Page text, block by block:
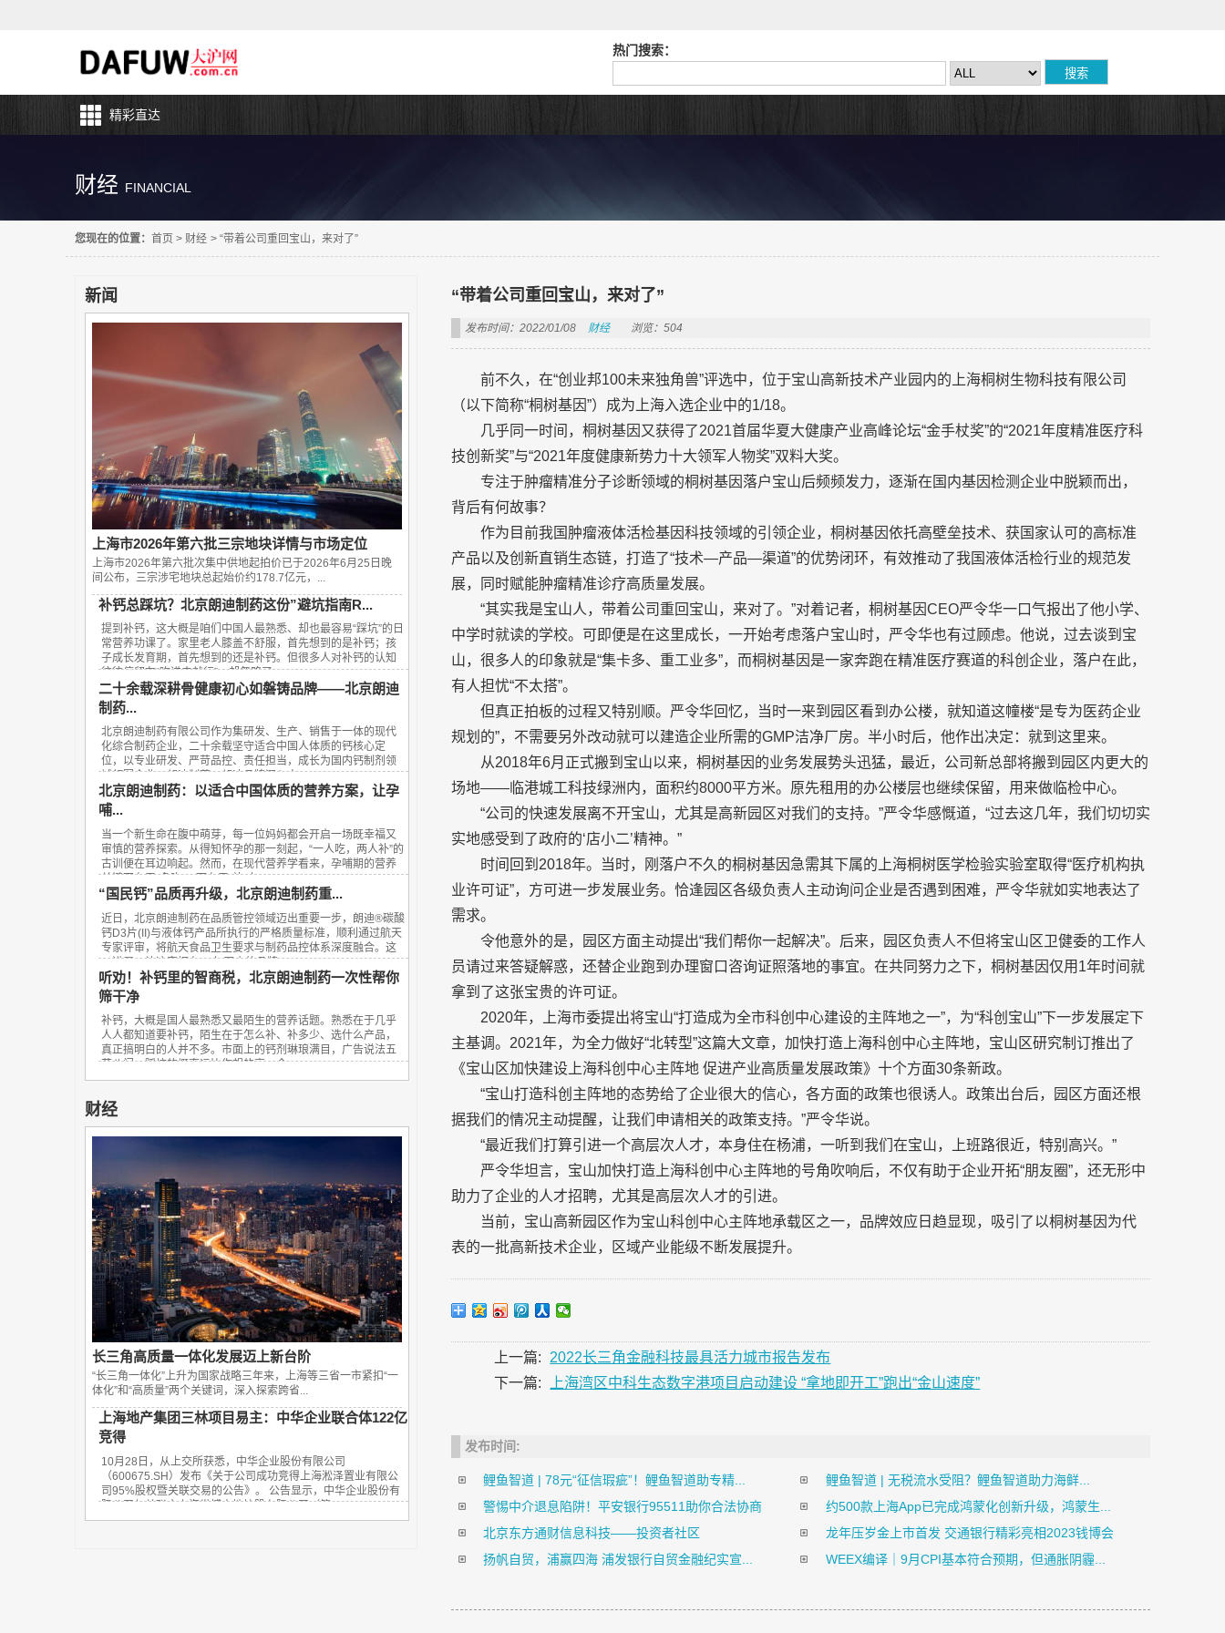
热门搜索：
精彩直达
财经 FINANCIAL
您现在的位置： 首页 > 财经 > “带着公司重回宝山，来对了”
新闻
上海市2026年第六批三宗地块详情与市场定位
上海市2026年第六批次集中供地起拍价已于2026年6月25日晚
间公布，‌三宗涉宅地块总起始价约178.7亿元‌，...
补钙总踩坑？北京朗迪制药这份”避坑指南R...
提到补钙，这大概是咱们中国人最熟悉、却也最容易“踩坑”的日
常营养功课了。家里老人膝盖不舒服，首先想到的是补钙；孩
子成长发育期，首先想到的还是补钙。但很多人对补钙的认知
往往停留在“吃进去就行”，却忽略了...
二十余载深耕骨健康初心如磐铸品牌——北京朗迪
制药...
北京朗迪制药有限公司作为集研发、生产、销售于一体的现代
化综合制药企业，二十余载坚守适合中国人体质的钙核心定
位，以专业研发、严苛品控、责任担当，成长为国内钙制剂领
域领军企业，朗迪制药、朗迪品牌深入人...
北京朗迪制药：以适合中国体质的营养方案，让孕
哺...
当一个新生命在腹中萌芽，每一位妈妈都会开启一场既幸福又
审慎的营养探索。从得知怀孕的那一刻起，“一人吃，两人补”的
古训便在耳边响起。然而，在现代营养学看来，孕哺期的营养
关键不在于“多吃”，而在于“补对”。...
“国民钙”品质再升级，北京朗迪制药重...
近日，北京朗迪制药在品质管控领域迈出重要一步，朗迪®碳酸
钙D3片(II)与液体钙产品所执行的严格质量标准，顺利通过航天
专家评审，将航天食品卫生要求与制药品控体系深度融合。这
一进展，让这家拥有23年历史的品牌...
听劝！补钙里的智商税，北京朗迪制药一次性帮你
筛干净
补钙，大概是国人最熟悉又最陌生的营养话题。熟悉在于几乎
人人都知道要补钙，陌生在于怎么补、补多少、选什么产品，
真正搞明白的人并不多。市面上的钙剂琳琅满目，广告说法五
花八门，踩坑的概率远比你想的高。今...
财经
长三角高质量一体化发展迈上新台阶
“长三角一体化”上升为国家战略三年来，上海等三省一市紧扣“一
体化”和“高质量”两个关键词，深入探索跨省...
上海地产集团三林项目易主：中华企业联合体122亿
竞得
10月28日，从上交所获悉，中华企业股份有限公司
（600675.SH）发布《关于公司成功竞得上海淞泽置业有限公
司95%股权暨关联交易的公告》。 公告显示，中华企业股份有
限公司与关联方上海世博土地控股有限公司（简...
“带着公司重回宝山，来对了”
发布时间：2022/01/08 财经 浏览：504
前不久，在“创业邦100未来独角兽”评选中，位于宝山高新技术产业园内的上海桐树生物科技有限公司
（以下简称“桐树基因”）成为上海入选企业中的1/18。
几乎同一时间，桐树基因又获得了2021首届华夏大健康产业高峰论坛“金手杖奖”的“2021年度精准医疗科
技创新奖”与“2021年度健康新势力十大领军人物奖”双料大奖。
专注于肿瘤精准分子诊断领域的桐树基因落户宝山后频频发力，逐渐在国内基因检测企业中脱颖而出，
背后有何故事？
作为目前我国肿瘤液体活检基因科技领域的引领企业，桐树基因依托高壁垒技术、获国家认可的高标准
产品以及创新直销生态链，打造了“技术—产品—渠道”的优势闭环，有效推动了我国液体活检行业的规范发
展，同时赋能肿瘤精准诊疗高质量发展。
“其实我是宝山人，带着公司重回宝山，来对了。”对着记者，桐树基因CEO严令华一口气报出了他小学、
中学时就读的学校。可即便是在这里成长，一开始考虑落户宝山时，严令华也有过顾虑。他说，过去谈到宝
山，很多人的印象就是“集卡多、重工业多”，而桐树基因是一家奔跑在精准医疗赛道的科创企业，落户在此，
有人担忧“不太搭”。
但真正拍板的过程又特别顺。严令华回忆，当时一来到园区看到办公楼，就知道这幢楼“是专为医药企业
规划的”，不需要另外改动就可以建造企业所需的GMP洁净厂房。半小时后，他作出决定：就到这里来。
从2018年6月正式搬到宝山以来，桐树基因的业务发展势头迅猛，最近，公司新总部将搬到园区内更大的
场地——临港城工科技绿洲内，面积约8000平方米。原先租用的办公楼层也继续保留，用来做临检中心。
“公司的快速发展离不开宝山，尤其是高新园区对我们的支持。”严令华感慨道，“过去这几年，我们切切实
实地感受到了政府的‘店小二’精神。”
时间回到2018年。当时，刚落户不久的桐树基因急需其下属的上海桐树医学检验实验室取得“医疗机构执
业许可证”，方可进一步发展业务。恰逢园区各级负责人主动询问企业是否遇到困难，严令华就如实地表达了
需求。
令他意外的是，园区方面主动提出“我们帮你一起解决”。后来，园区负责人不但将宝山区卫健委的工作人
员请过来答疑解惑，还替企业跑到办理窗口咨询证照落地的事宜。在共同努力之下，桐树基因仅用1年时间就
拿到了这张宝贵的许可证。
2020年，上海市委提出将宝山“打造成为全市科创中心建设的主阵地之一”，为“科创宝山”下一步发展定下
主基调。2021年，为全力做好“北转型”这篇大文章，加快打造上海科创中心主阵地，宝山区研究制订推出了
《宝山区加快建设上海科创中心主阵地 促进产业高质量发展政策》十个方面30条新政。
“宝山打造科创主阵地的态势给了企业很大的信心，各方面的政策也很诱人。政策出台后，园区方面还根
据我们的情况主动提醒，让我们申请相关的政策支持。”严令华说。
“最近我们打算引进一个高层次人才，本身住在杨浦，一听到我们在宝山，上班路很近，特别高兴。”
严令华坦言，宝山加快打造上海科创中心主阵地的号角吹响后，不仅有助于企业开拓“朋友圈”，还无形中
助力了企业的人才招聘，尤其是高层次人才的引进。
当前，宝山高新园区作为宝山科创中心主阵地承载区之一，品牌效应日趋显现，吸引了以桐树基因为代
表的一批高新技术企业，区域产业能级不断发展提升。
上一篇:
2022长三角金融科技最具活力城市报告发布
下一篇:
上海湾区中科生态数字港项目启动建设 “拿地即开工”跑出“金山速度”
发布时间:
鲤鱼智道 | 78元“征信瑕疵”！鲤鱼智道助专精...
鲤鱼智道 | 无税流水受阻？鲤鱼智道助力海鲜...
警惕中介退息陷阱！平安银行95511助你合法协商
约500款上海App已完成鸿蒙化创新升级，鸿蒙生...
北京东方通财信息科技——投资者社区
龙年压岁金上市首发 交通银行精彩亮相2023钱博会
扬帆自贸，浦赢四海 浦发银行自贸金融纪实宣...
​WEEX编译｜9月CPI基本符合预期，但通胀阴霾...